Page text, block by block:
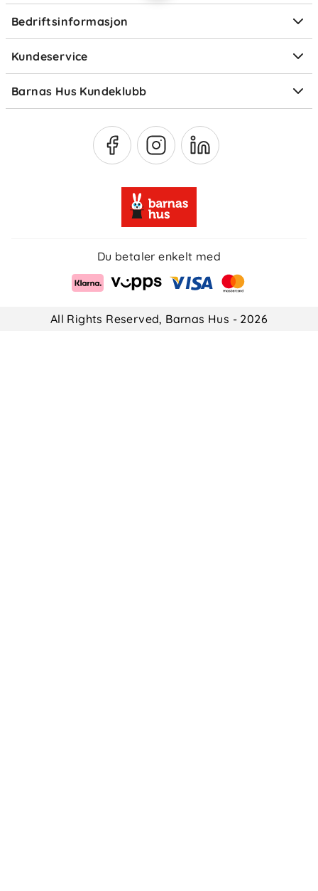
Bedriftsinformasjon
Størrelsesguider
Kundeservice
Ofte stilte spørsmål
Om Klarna
Barnas Hus Kundeklubb
Medlemsvilkår
Du betaler enkelt med
All Rights Reserved, Barnas Hus - 2026